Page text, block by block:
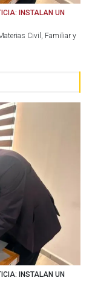
INSTALAN UN
Civil, Familiar y
INSTALAN UN